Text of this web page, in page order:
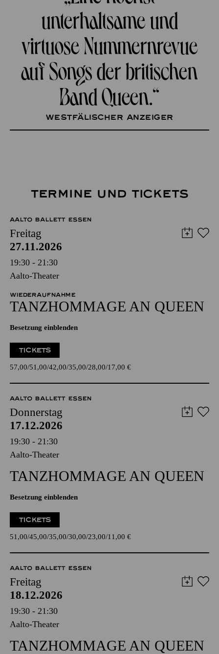
unterhaltsame und
virtuose Nummernrevue
auf Songs der britischen
Band Queen.“
Westfälischer Anzeiger
TERMINE UND TICKETS
AALTO BALLETT ESSEN
Freitag
27.11.2026
19:30 - 21:30
Aalto-Theater
WIEDERAUFNAHME
TANZ­HOMMAGE AN QUEEN
Besetzung einblenden
TICKETS
57,00 51,00 42,00 35,00 28,00 17,00 €
AALTO BALLETT ESSEN
Donnerstag
17.12.2026
19:30 - 21:30
Aalto-Theater
TANZ­HOMMAGE AN QUEEN
Besetzung einblenden
TICKETS
51,00 45,00 35,00 30,00 23,00 11,00 €
AALTO BALLETT ESSEN
Freitag
18.12.2026
19:30 - 21:30
Aalto-Theater
TANZ­HOMMAGE AN QUEEN